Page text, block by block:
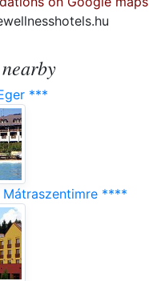
***
****